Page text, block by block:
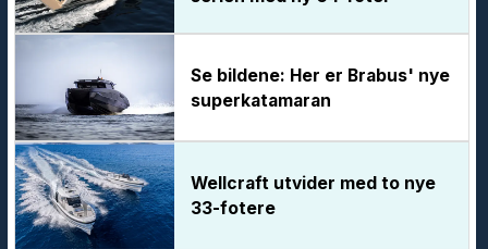
Se bildene: Her er Brabus' nye
superkatamaran
Wellcraft utvider med to nye
33-fotere